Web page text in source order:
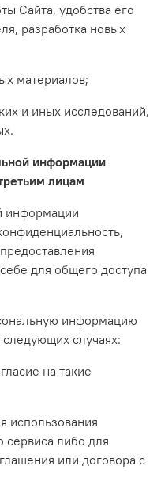
Сайта, удобства его
разработка новых
материалов;
и иных исследований,
информации
лицам
информации
для общего доступа
информацию
случаях:
на такие
использования
сервиса либо для
или договора с